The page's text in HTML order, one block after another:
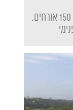
וילת נגרין מושלמת לאירועים קטנים עד 150 אורחים.